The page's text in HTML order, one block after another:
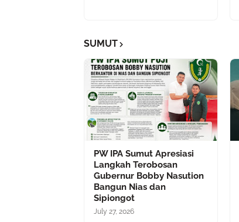
SUMUT
PW IPA Sumut Apresiasi
Langkah Terobosan
Gubernur Bobby Nasution
Bangun Nias dan
Sipiongot
July 27, 2026